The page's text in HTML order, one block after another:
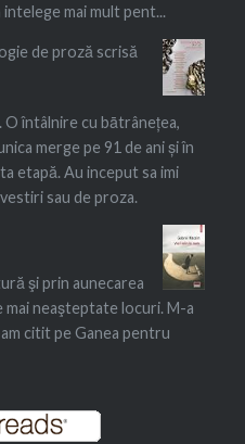
mai mult pent...
de proză scrisă
O întâlnire cu bātrânețea,
merge pe 91 de ani și în
etapă. Au inceput sa imi
sau de proza.
şi prin aunecarea
neaşteptate locuri. M-a
citit pe Ganea pentru